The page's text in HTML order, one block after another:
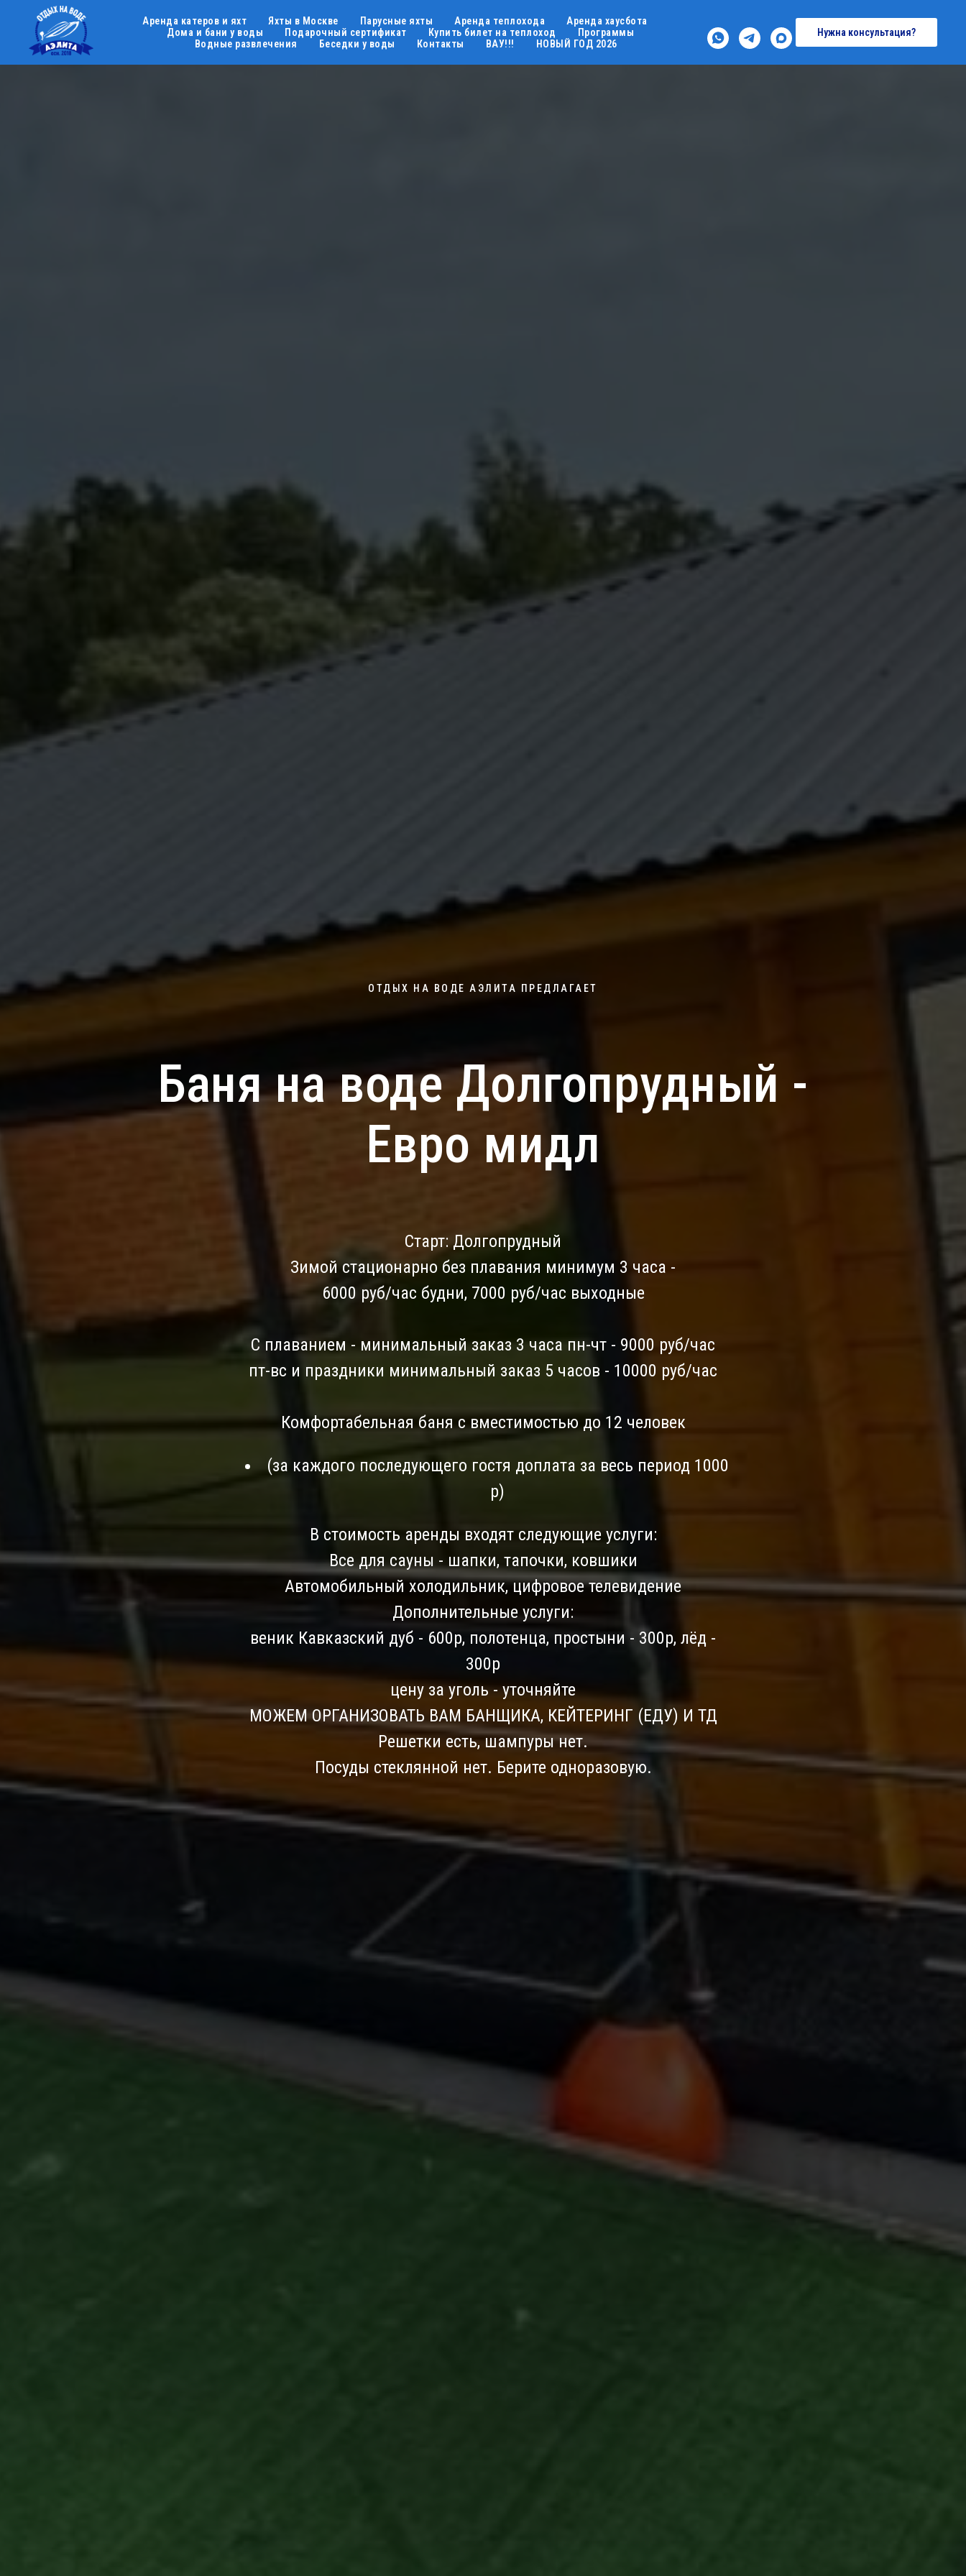
Аренда катеров и яхт Яхты в Москве Парусные яхты Аренда теплохода
Аренда хаусбота
Дома и бани у воды
Подарочный сертификат Купить билет на теплоход
Программы
Водные развлечения
Беседки у воды Контакты ВАУ!!! НОВЫЙ ГОД 2026
Нужна консультация?
ОТДЫХ НА ВОДЕ АЭЛИТА ПРЕДЛАГАЕТ
Баня на воде Долгопрудный -
Евро мидл
Старт: Долгопрудный
Зимой стационарно без плавания минимум 3 часа -
6000 руб/час будни, 7000 руб/час выходные
С плаванием - минимальный заказ 3 часа пн-чт - 9000 руб/час
пт-вс и праздники минимальный заказ 5 часов - 10000 руб/час
Комфортабельная баня с вместимостью до 12 человек
(за каждого последующего гостя доплата за весь период 1000
р)
В стоимость аренды входят следующие услуги:
Все для сауны - шапки, тапочки, ковшики
Автомобильный холодильник, цифровое телевидение
Дополнительные услуги:
веник Кавказский дуб - 600р, полотенца, простыни - 300р, лёд -
300р
цену за уголь - уточняйте
МОЖЕМ ОРГАНИЗОВАТЬ ВАМ БАНЩИКА, КЕЙТЕРИНГ (ЕДУ) И ТД
Решетки есть, шампуры нет.
Посуды стеклянной нет. Берите одноразовую.